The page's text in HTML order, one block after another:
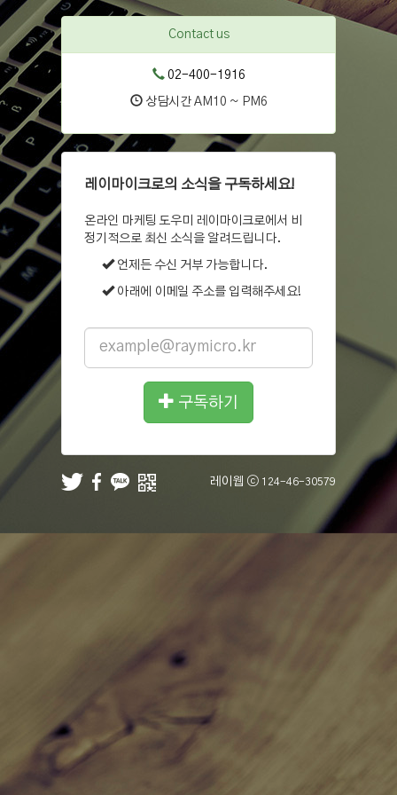
Contact us
02-400-1916
상담시간 AM10 ~ PM6
레이마이크로의 소식을 구독하세요!
온라인 마케팅 도우미 레이마이크로에서 비
정기적으로 최신 소식을 알려드립니다.
언제든 수신 거부 가능합니다.
아래에 이메일 주소를 입력해주세요!
address
구독하기
레이웹 ⓒ 124-46-30579